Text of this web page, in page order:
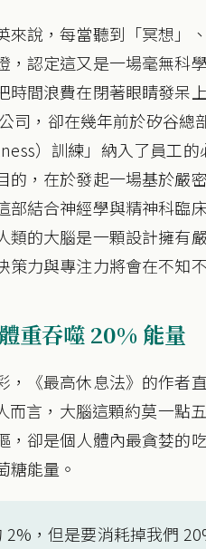
來說，每當聽到「冥想」
，認定這又是一場毫無科
時間浪費在閉著眼睛發呆
司，卻在幾年前於矽谷總
）訓練」納入了員工
的，在於發起一場基於嚴
部結合神經學與精神科臨
類的大腦是一顆設計擁有
力與專注力將會在不知
重吞噬 20% 能量
，《最高休息法》的作者
而言，大腦這顆約莫一點
，卻是個人體內最貪婪的
糖能量。
，但是要消耗掉我們